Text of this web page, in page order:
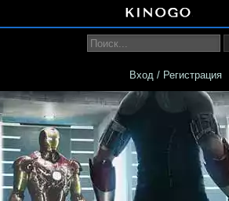
Вход / Регистрация